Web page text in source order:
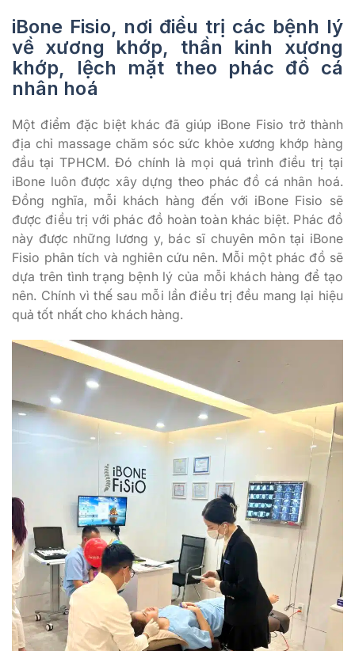
iBone Fisio, nơi điều trị các bệnh lý
về xương khớp, thần kinh xương
khớp, lệch mặt theo phác đồ cá
nhân hoá
Một điểm đặc biệt khác đã giúp iBone Fisio trở thành
địa chỉ massage chăm sóc sức khỏe xương khớp hàng
đầu tại TPHCM. Đó chính là mọi quá trình điều trị tại
iBone luôn được xây dựng theo phác đồ cá nhân hoá.
Đồng nghĩa, mỗi khách hàng đến với iBone Fisio sẽ
được điều trị với phác đồ hoàn toàn khác biệt. Phác đồ
này được những lương y, bác sĩ chuyên môn tại iBone
Fisio phân tích và nghiên cứu nên. Mỗi một phác đồ sẽ
dựa trên tình trạng bệnh lý của mỗi khách hàng để tạo
nên. Chính vì thế sau mỗi lần điều trị đều mang lại hiệu
quả tốt nhất cho khách hàng.